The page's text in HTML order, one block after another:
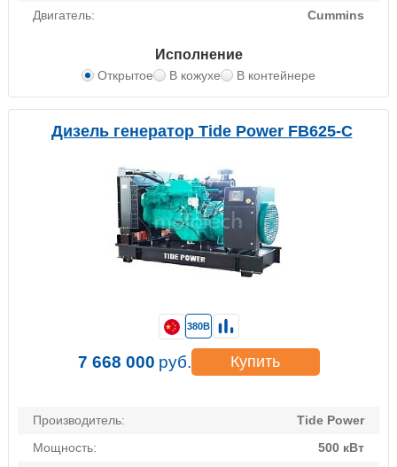
Двигатель:
Cummins
Исполнение
Открытое В кожухе В контейнере
Дизель генератор Tide Power FB625-C
Производитель:
Tide Power
Мощность:
500 кВт
380В
7 668 000 руб. Купить